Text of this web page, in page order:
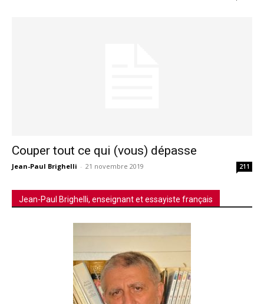
Couper tout ce qui (vous) dépasse
Jean-Paul Brighelli - 21 novembre 2019 211
Jean-Paul Brighelli, enseignant et essayiste français